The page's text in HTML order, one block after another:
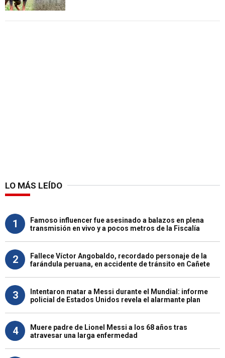
LO MÁS LEÍDO
1
Famoso influencer fue asesinado a balazos en plena
transmisión en vivo y a pocos metros de la Fiscalía
2
Fallece Víctor Angobaldo, recordado personaje de la
farándula peruana, en accidente de tránsito en Cañete
3
Intentaron matar a Messi durante el Mundial: informe
policial de Estados Unidos revela el alarmante plan
4
Muere padre de Lionel Messi a los 68 años tras
atravesar una larga enfermedad